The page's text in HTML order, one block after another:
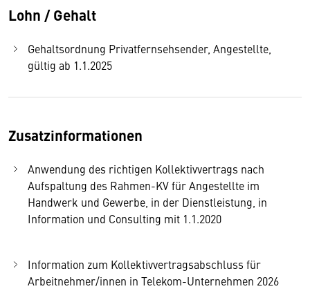
Lohn / Gehalt
Gehaltsordnung Privatfernsehsender, Angestellte,
gültig ab 1.1.2025
Zusatzinformationen
Anwendung des richtigen Kollektivvertrags nach
Aufspaltung des Rahmen-KV für Angestellte im
Handwerk und Gewerbe, in der Dienstleistung, in
Information und Consulting mit 1.1.2020
Information zum Kollektivvertragsabschluss für
Arbeitnehmer/innen in Telekom-Unternehmen 2026